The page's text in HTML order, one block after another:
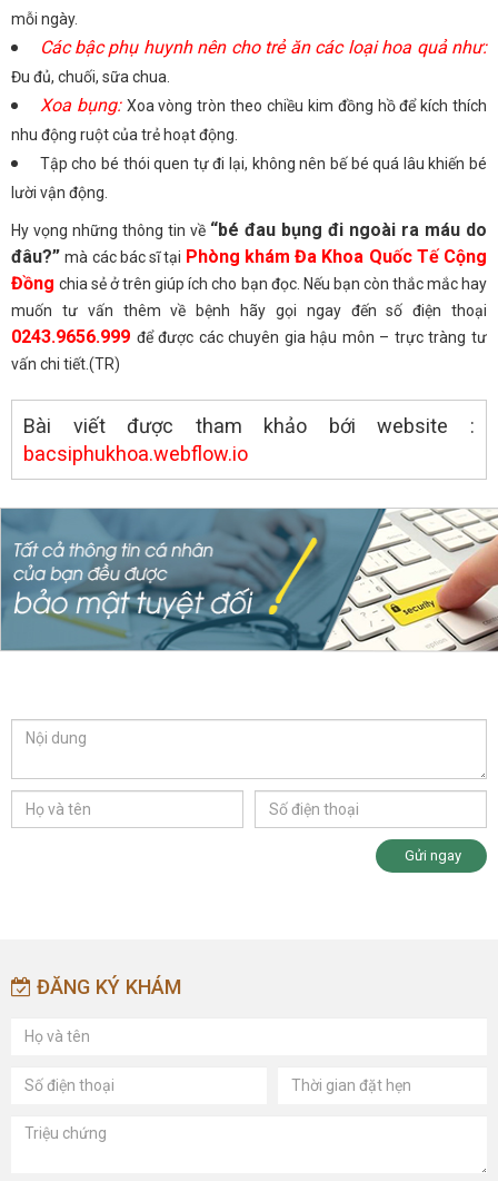
mỗi ngày.
Các bậc phụ huynh nên cho trẻ ăn các loại hoa quả như:
Đu đủ, chuối, sữa chua.
Xoa bụng: Xoa vòng tròn theo chiều kim đồng hồ để kích thích
nhu động ruột của trẻ hoạt động.
Tập cho bé thói quen tự đi lại, không nên bế bé quá lâu khiến bé
lười vận động.
Hy vọng những thông tin về “bé đau bụng đi ngoài ra máu do
đâu?”mà các bác sĩ tại Phòng khám Đa Khoa Quốc Tế Cộng
Đồngchia sẻ ở trên giúp ích cho bạn đọc. Nếu bạn còn thắc mắc hay
muốn tư vấn thêm về bệnh hãy gọi ngay đến số điện thoại
0243.9656.999 để được các chuyên gia hậu môn – trực tràng tư
vấn chi tiết.(TR)
Bài viết được tham khảo bới website :
bacsiphukhoa.webflow.io
Gửi ngay
ĐĂNG KÝ KHÁM